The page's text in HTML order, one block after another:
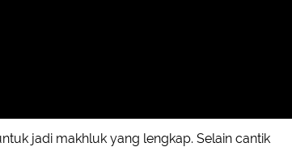
jadi makhluk yang lengkap. Selain cantik